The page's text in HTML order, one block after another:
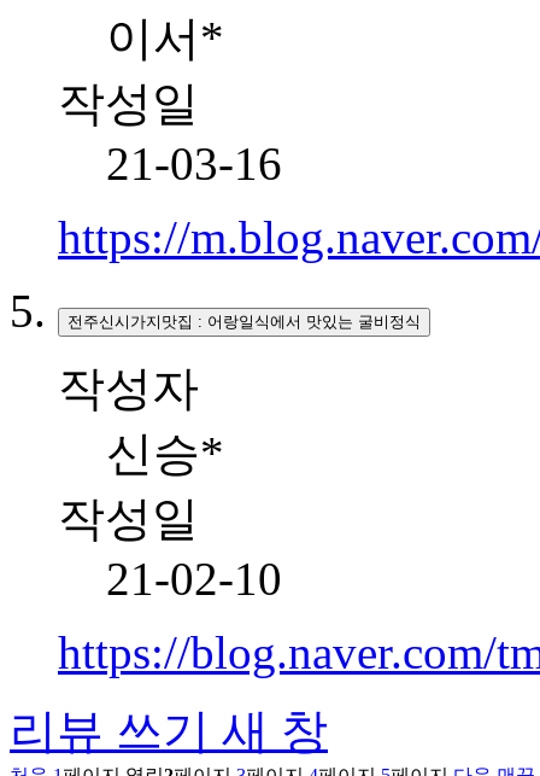
이서*
작성일
21-03-16
https://
전주신시가지맛집 : 어랑일식에서 맛있는 굴비정식
작성자
신승*
작성일
21-02-10
https://blog.naver.com/
리뷰 쓰기 새 창